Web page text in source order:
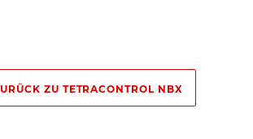
ZU TETRACONTROL NBX